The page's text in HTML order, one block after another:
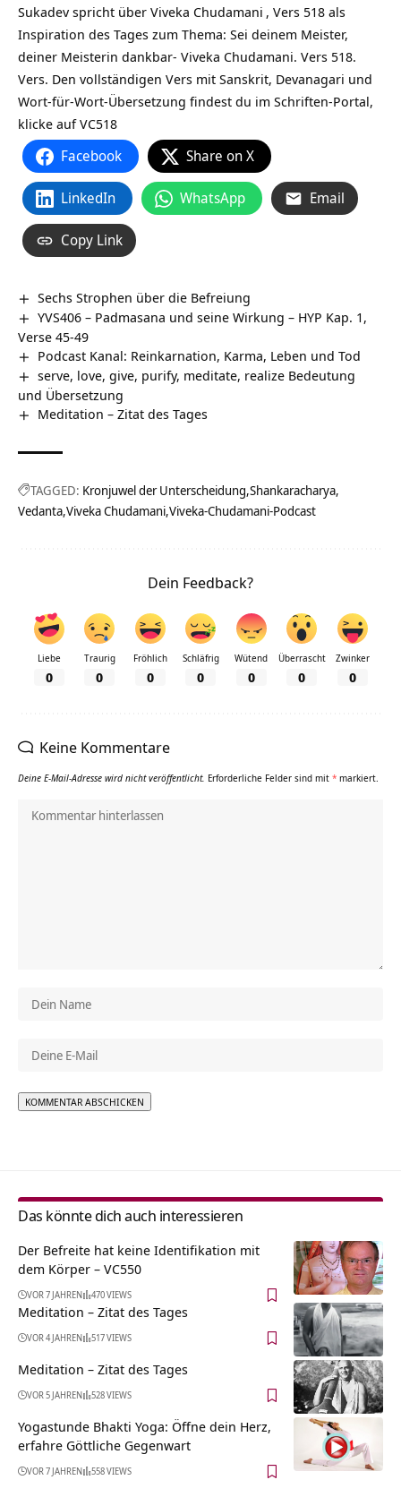
Sukadev spricht über Viveka Chudamani , Vers 518 als
Inspiration des Tages zum Thema: Sei deinem Meister,
deiner Meisterin dankbar- Viveka Chudamani. Vers 518.
Vers. Den vollständigen Vers mit Sanskrit, Devanagari und
Wort-für-Wort-Übersetzung findest du im Schriften-Portal,
klicke aufVC518
Facebook Share on X
LinkedIn WhatsApp Email
Copy Link
Sechs Strophen über die Befreiung
YVS406 – Padmasana und seine Wirkung – HYP Kap. 1,
Verse 45-49
Podcast Kanal: Reinkarnation, Karma, Leben und Tod
serve, love, give, purify, meditate, realize Bedeutung
und Übersetzung
Meditation – Zitat des Tages
TAGGED: Kronjuwel der Unterscheidung Shankaracharya
Vedanta Viveka Chudamani Viveka-Chudamani-Podcast
Dein Feedback?
Liebe
0
Traurig
0
Fröhlich
0
Schläfrig
0
Wütend
0
Überrascht
0
Zwinker
0
Keine Kommentare
Deine E-Mail-Adresse wird nicht veröffentlicht. Erforderliche Felder sind mit * markiert.
Das könnte dich auch interessieren
Der Befreite hat keine Identifikation mit
dem Körper – VC550
VOR 7 JAHREN 470 VIEWS
Meditation – Zitat des Tages
VOR 4 JAHREN 517 VIEWS
Meditation – Zitat des Tages
VOR 5 JAHREN 528 VIEWS
Yogastunde Bhakti Yoga: Öffne dein Herz,
erfahre Göttliche Gegenwart
VOR 7 JAHREN 558 VIEWS